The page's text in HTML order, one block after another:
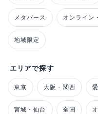
メタバース オンライン
地域限定
エリアで探す
東京 大阪・関西
宮城・仙台 全国